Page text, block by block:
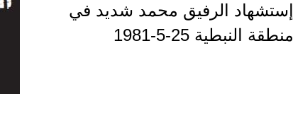
إستشهاد الرفيق محمد شديد في
منطقة النبطية 25-5-1981